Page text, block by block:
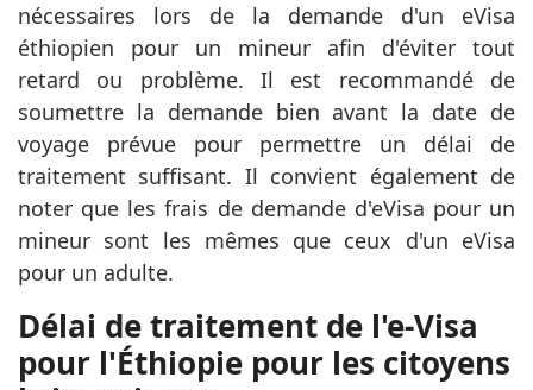
nécessaires lors de la demande d'un eVisa
éthiopien pour un mineur afin d'éviter tout
retard ou problème. Il est recommandé de
soumettre la demande bien avant la date de
voyage prévue pour permettre un délai de
traitement suffisant. Il convient également de
noter que les frais de demande d'eVisa pour un
mineur sont les mêmes que ceux d'un eVisa
pour un adulte.
Délai de traitement de l'e-Visa
pour l'Éthiopie pour les citoyens